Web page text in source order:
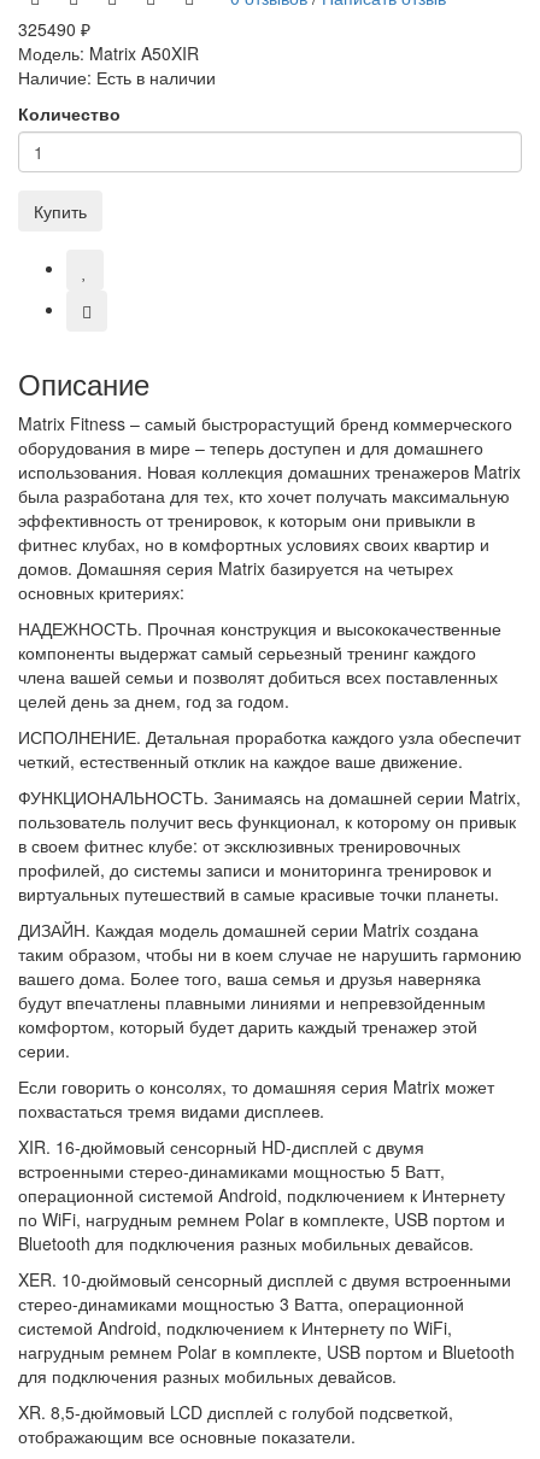
325490 ₽
Модель: Matrix A50XIR
Наличие: Есть в наличии
Количество
Купить
Описание
Matrix Fitness – самый быстрорастущий бренд коммерческого
оборудования в мире – теперь доступен и для домашнего
использования. Новая коллекция домашних тренажеров Matrix
была разработана для тех, кто хочет получать максимальную
эффективность от тренировок, к которым они привыкли в
фитнес клубах, но в комфортных условиях своих квартир и
домов. Домашняя серия Matrix базируется на четырех
основных критериях:
НАДЕЖНОСТЬ. Прочная конструкция и высококачественные
компоненты выдержат самый серьезный тренинг каждого
члена вашей семьи и позволят добиться всех поставленных
целей день за днем, год за годом.
ИСПОЛНЕНИЕ. Детальная проработка каждого узла обеспечит
четкий, естественный отклик на каждое ваше движение.
ФУНКЦИОНАЛЬНОСТЬ. Занимаясь на домашней серии Matrix,
пользователь получит весь функционал, к которому он привык
в своем фитнес клубе: от эксклюзивных тренировочных
профилей, до системы записи и мониторинга тренировок и
виртуальных путешествий в самые красивые точки планеты.
ДИЗАЙН. Каждая модель домашней серии Matrix создана
таким образом, чтобы ни в коем случае не нарушить гармонию
вашего дома. Более того, ваша семья и друзья наверняка
будут впечатлены плавными линиями и непревзойденным
комфортом, который будет дарить каждый тренажер этой
серии.
Если говорить о консолях, то домашняя серия Matrix может
похвастаться тремя видами дисплеев.
XIR. 16-дюймовый сенсорный HD-дисплей с двумя
встроенными стерео-динамиками мощностью 5 Ватт,
операционной системой Android, подключением к Интернету
по WiFi, нагрудным ремнем Polar в комплекте, USB портом и
Bluetooth для подключения разных мобильных девайсов.
XER. 10-дюймовый сенсорный дисплей с двумя встроенными
стерео-динамиками мощностью 3 Ватта, операционной
системой Android, подключением к Интернету по WiFi,
нагрудным ремнем Polar в комплекте, USB портом и Bluetooth
для подключения разных мобильных девайсов.
XR. 8,5-дюймовый LCD дисплей с голубой подсветкой,
отображающим все основные показатели.